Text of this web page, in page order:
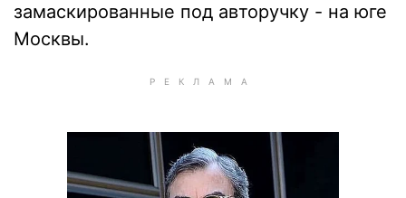
замаскированные под авторучку - на юге
Москвы.